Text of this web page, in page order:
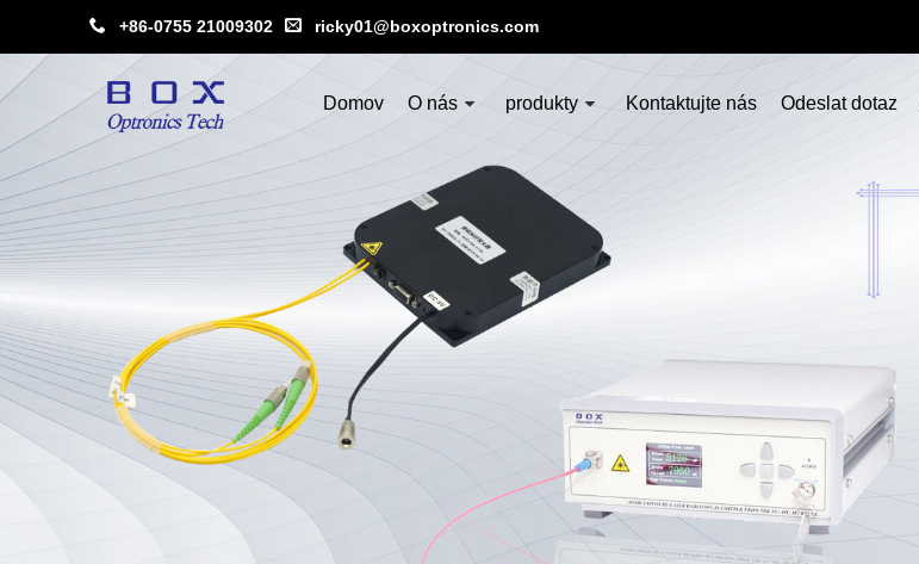
+86-0755 21009302 ricky01@boxoptronics.com
Domov O nás produkty Kontaktujte nás Odeslat dotaz